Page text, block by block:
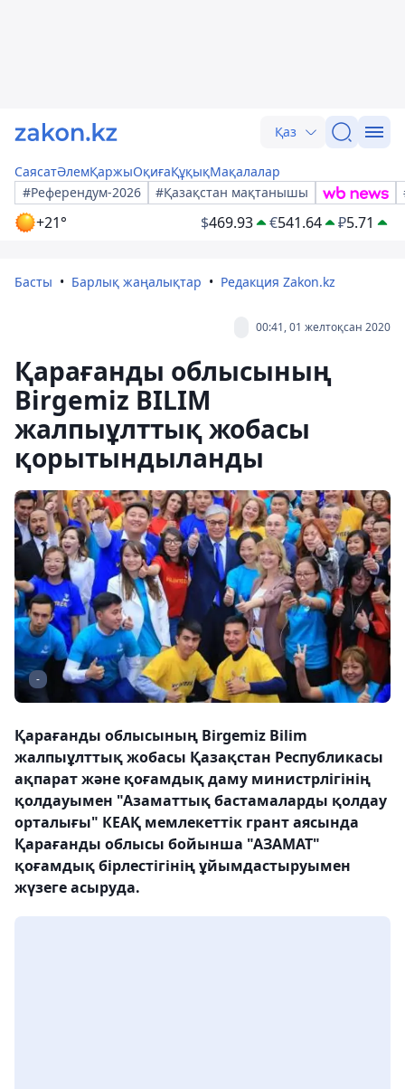
Қаз
СаясатӘлемҚаржыОқиғаҚұқықМақалалар
#Референдум-2026
#Қазақстан мақтанышы
+21° $469.93 €541.64 ₽5.71
Басты Барлық жаңалықтар Редакция Zakon.kz
00:41, 01 желтоқсан 2020
Қарағанды облысының
Birgemiz BILIM
жалпыұлттық жобасы
қорытындыланды
-
Қарағанды облысының Birgemiz Bilim
жалпыұлттық жобасы Қазақстан Республикасы
ақпарат және қоғамдық даму министрлігінің
қолдауымен "Азаматтық бастамаларды қолдау
орталығы" КЕАҚ мемлекеттік грант аясында
Қарағанды облысы бойынша "АЗАМАТ"
қоғамдық бірлестігінің ұйымдастыруымен
жүзеге асыруда.